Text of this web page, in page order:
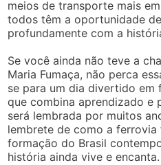
meios de transporte mais
todos têm a oportunidade
profundamente com a
Se você ainda não teve a
Maria Fumaça, não perca
se para um dia divertido em
que combina aprendizado e
será lembrada por muitos
lembrete de como a ferrovia
formação do Brasil
história ainda vive e encanta.